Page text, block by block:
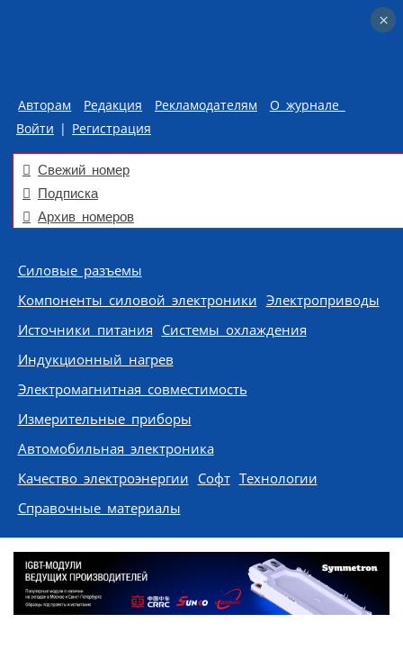
Авторам Редакция Рекламодателям
О журнале
Войти | Регистрация
Свежий номер
Подписка
Архив номеров
Skip to content
Силовые разъемы
Компоненты силовой электроники Электроприводы
Источники питания Системы охлаждения
Индукционный нагрев
Электромагнитная совместимость
Измерительные приборы
Автомобильная электроника
Качество электроэнергии Софт Технологии
Справочные материалы
×
×